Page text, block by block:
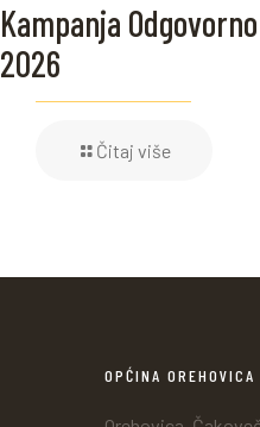
Kampanja
2026
Čitaj više
OPĆINA OREHOVICA